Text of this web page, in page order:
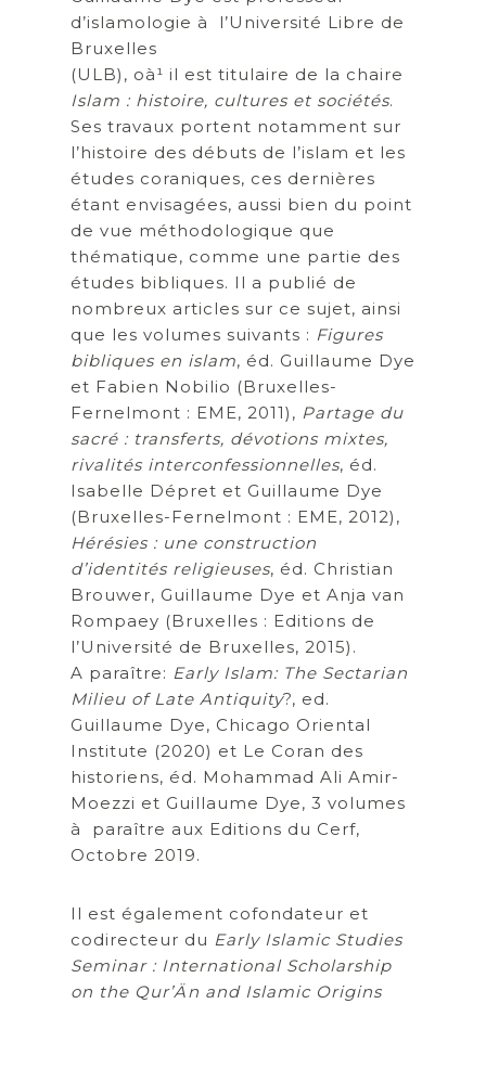
d’islamologie à l’Université Libre de
Bruxelles
(ULB), oà¹ il est titulaire de la chaire
Islam : histoire, cultures et sociétés.
Ses travaux portent notamment sur
l’histoire des débuts de l’islam et les
études coraniques, ces dernières
étant envisagées, aussi bien du point
de vue méthodologique que
thématique, comme une partie des
études bibliques. Il a publié de
nombreux articles sur ce sujet, ainsi
que les volumes suivants : Figures
bibliques en islam, éd. Guillaume Dye
et Fabien Nobilio (Bruxelles-
Fernelmont : EME, 2011), Partage du
sacré : transferts, dévotions mixtes,
rivalités interconfessionnelles, éd.
Isabelle Dépret et Guillaume Dye
(Bruxelles-Fernelmont : EME, 2012),
Hérésies : une construction
d’identités religieuses, éd. Christian
Brouwer, Guillaume Dye et Anja van
Rompaey (Bruxelles : Editions de
l’Université de Bruxelles, 2015).
A paraître: Early Islam: The Sectarian
Milieu of Late Antiquity?, ed.
Guillaume Dye, Chicago Oriental
Institute (2020) et Le Coran des
historiens, éd. Mohammad Ali Amir-
Moezzi et Guillaume Dye, 3 volumes
à paraître aux Editions du Cerf,
Octobre 2019.
Il est également cofondateur et
codirecteur du Early Islamic Studies
Seminar : International Scholarship
on the Qur’Än and Islamic Origins